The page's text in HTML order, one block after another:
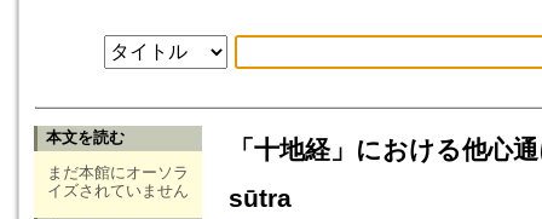
本文を読む
まだ本館にオーソラ
イズされていません
「十地経」における他
sūtra